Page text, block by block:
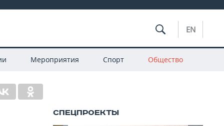
EN
Мероприятия Спорт Общество